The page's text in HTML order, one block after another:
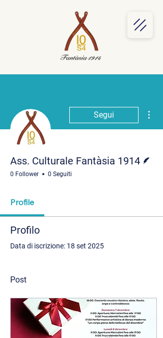
Segui
Ass. Culturale Fantàsia 1914
0 Follower 0 Seguiti
Profile
Profilo
Data di iscrizione: 18 set 2025
Post